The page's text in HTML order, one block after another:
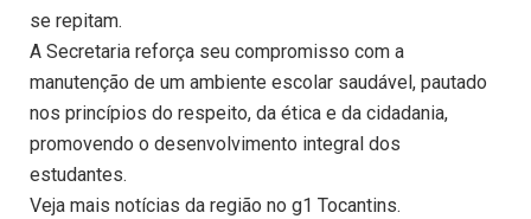
se repitam.
A Secretaria reforça seu compromisso com a
manutenção de um ambiente escolar saudável, pautado
nos princípios do respeito, da ética e da cidadania,
promovendo o desenvolvimento integral dos
estudantes.
Veja mais notícias da região no g1 Tocantins.